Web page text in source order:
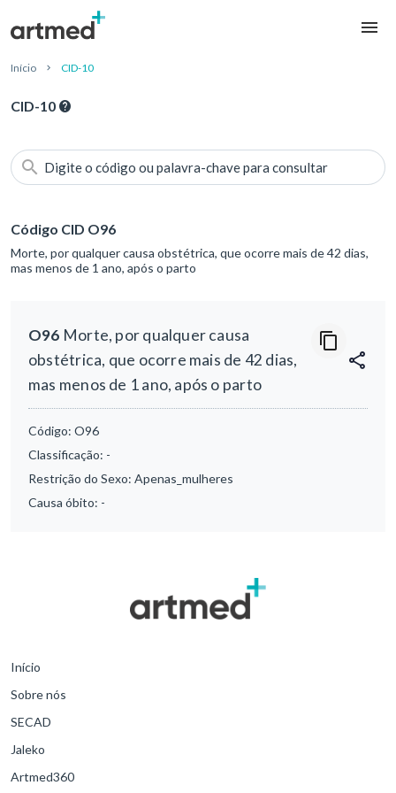
Início CID-10
CID-10
Digite o código ou palavra-chave para consultar
Código CID O96
Morte, por qualquer causa obstétrica, que ocorre mais de 42 dias,
mas menos de 1 ano, após o parto
O96 Morte, por qualquer causa
obstétrica, que ocorre mais de 42 dias,
mas menos de 1 ano, após o parto
Código: O96
Classificação: -
Restrição do Sexo: Apenas_mulheres
Causa óbito: -
Início
Sobre nós
SECAD
Jaleko
Artmed360